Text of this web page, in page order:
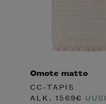
Omote matto
CC-TAPIS
ALK.1569€ UUSI